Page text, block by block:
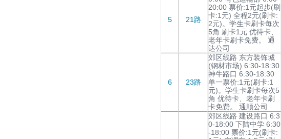
5 21路
20:00 票价:1元起步(刷
卡:1元) 全程2元(刷卡:
2元)。学生卡刷卡每次
5角 刷卡1元 优待卡、
老年卡刷卡免费。 通
达公司
6 23路
郊区线路 东方装饰城
(钢材市场) 6:30-18:30
神牛路口 6:30-18:30
单一票价:1元(刷卡:1
元)。学生卡刷卡每次5
角 优待卡、老年卡刷
卡免费。 通顺公司
郊区线路 建设路口 6:3
0-18:00 下陆中学 6:30
-18:00 票价:1元(刷卡: